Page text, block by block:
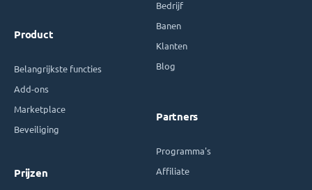
Product
Belangrijkste functies
Add-ons
Marketplace
Beveiliging
Prijzen
Bedrijf
Banen
Klanten
Blog
Partners
Programma's
Affiliate